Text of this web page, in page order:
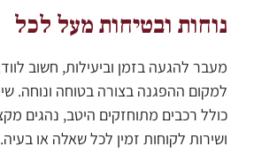
נוחות ובטיחות מעל לכל
מעבר להגעה בזמן וביעילות, חשוב
למקום ההפגנה בצורה בטוחה ונוחה.
כולל רכבים מתוחזקים היטב, נהגים
ושירות לקוחות זמין לכל שאלה או בעיה.